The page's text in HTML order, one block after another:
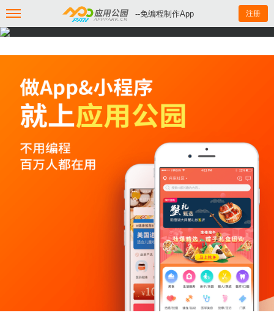
--免编程制作App 注册